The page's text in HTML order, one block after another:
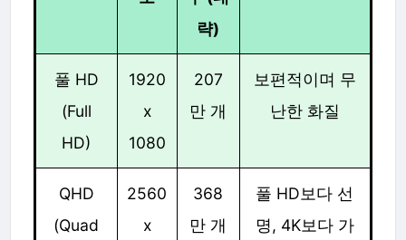
략)
풀 HD
(Full
HD)
1920
x
1080
207
만 개
보편적이며 무
난한 화질
QHD
(Quad
2560
x
368
만 개
풀 HD보다 선
명, 4K보다 가